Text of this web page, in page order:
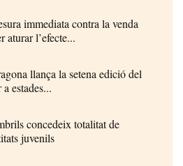
immediata contra la venda
aturar l’efecte...
llança la setena edició del
estades...
concedeix totalitat de
juvenils